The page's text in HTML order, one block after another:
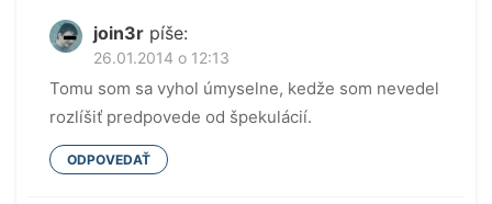
join3r píše:
26.01.2014 o 12:13
Tomu som sa vyhol úmyselne, kedže som nevedel
rozlíšiť predpovede od špekulácií.
ODPOVEDAŤ